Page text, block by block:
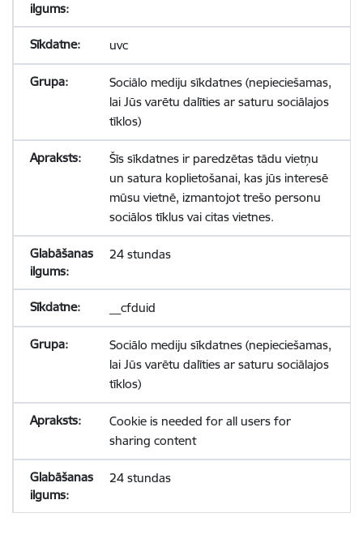
uvc
Sociālo mediju sīkdatnes (nepieciešamas,
lai Jūs varētu dalīties ar saturu sociālajos
tīklos)
Šīs sīkdatnes ir paredzētas tādu vietņu
un satura koplietošanai, kas jūs interesē
mūsu vietnē, izmantojot trešo personu
sociālos tīklus vai citas vietnes.
24 stundas
__cfduid
Sociālo mediju sīkdatnes (nepieciešamas,
lai Jūs varētu dalīties ar saturu sociālajos
tīklos)
Cookie is needed for all users for
sharing content
24 stundas